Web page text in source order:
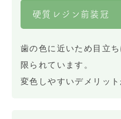
硬質レジン前装冠
歯の色に近いため目立
限られています。
変色しやすいデメリット